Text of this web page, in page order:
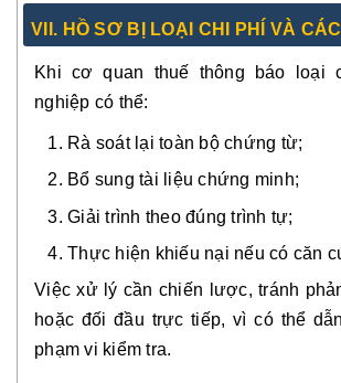
VII. HỒ SƠ BỊ LOẠI CHI PHÍ VÀ
Khi cơ quan thuế thông báo loại
nghiệp có thể:
Rà soát lại toàn bộ chứng từ;
Bổ sung tài liệu chứng minh;
Giải trình theo đúng trình tự;
Thực hiện khiếu nại nếu có căn
Việc xử lý cần chiến lược, tránh
hoặc đối đầu trực tiếp, vì có thể
phạm vi kiểm tra.